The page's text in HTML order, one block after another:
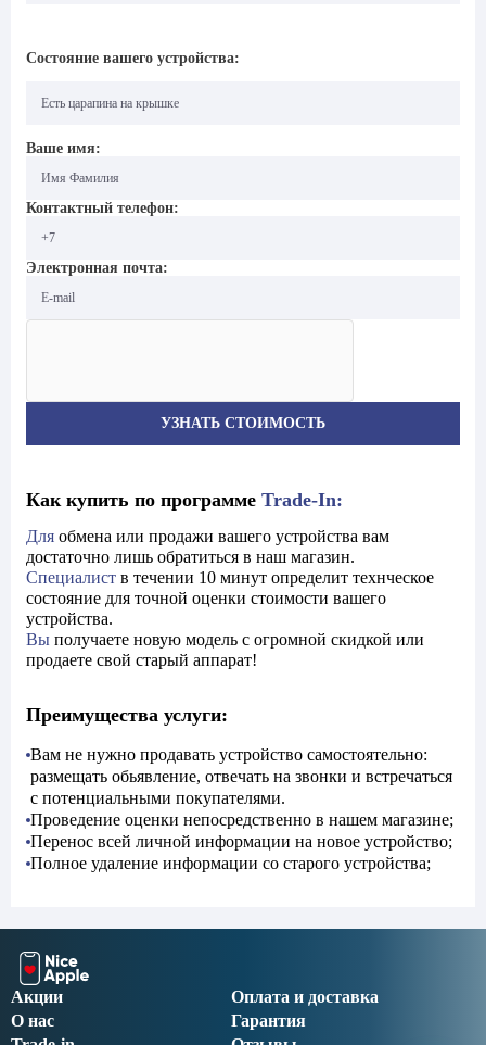
Состояние вашего устройства:
Ваше имя:
Контактный телефон:
Электронная почта:
Как купить по программе Trade-In:
Для обмена или продажи вашего устройства вам
достаточно лишь обратиться в наш магазин.
Специалист в течении 10 минут определит технческое
состояние для точной оценки стоимости вашего
устройства.
Вы получаете новую модель с огромной скидкой или
продаете свой старый аппарат!
Преимущества услуги:
Вам не нужно продавать устройство самостоятельно:
размещать обьявление, отвечать на звонки и встречаться
с потенциальными покупателями.
Проведение оценки непосредственно в нашем магазине;
Перенос всей личной информации на новое устройство;
Полное удаление информации со старого устройства;
Акции
О нас
Оплата и доставка
Гарантия